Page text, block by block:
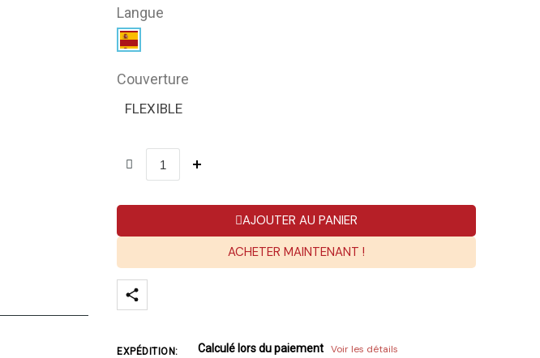
Langue
Couverture
FLEXIBLE
AJOUTER AU PANIER
ACHETER MAINTENANT !
EXPÉDITION: Calculé lors du paiement Voir les détails